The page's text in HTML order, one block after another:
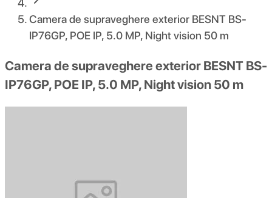
Camera de supraveghere exterior BESNT BS-
IP76GP, POE IP, 5.0 MP, Night vision 50 m
Camera de supraveghere exterior BESNT BS-
IP76GP, POE IP, 5.0 MP, Night vision 50 m